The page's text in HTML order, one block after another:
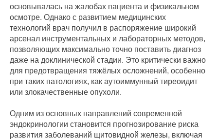
основывалась на жалобах пациента и физикальном
осмотре. Однако с развитием медицинских
технологий врач получил в распоряжение широкий
арсенал инструментальных и лабораторных методов,
позволяющих максимально точно поставить диагноз
даже на доклинической стадии. Это критически важно
для предотвращения тяжёлых осложнений, особенно
при таких патологиях, как аутоиммунный тиреоидит
или злокачественные опухоли.
Одним из основных направлений современной
эндокринологии становится прогнозирование риска
развития заболеваний щитовидной железы, включая